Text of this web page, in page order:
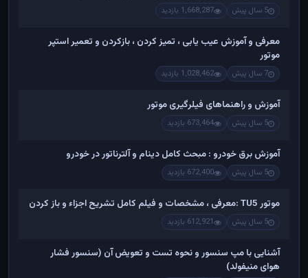
5 سال پیش 1,668,287 بازدید
معرفی و آموزش عیب یابی ، تمیز کردن ، بازکردن و تعمیر استپر
موتور
7 سال پیش 1,028,462 بازدید
آموزش و راهنماهای فیلرگیری موتور
5 سال پیش 673,464 بازدید
آموزش برق خودرو : مبحث کامل دینام و آلترناتور در خودرو
5 سال پیش 672,400 بازدید
موتور TU5 :معرفی ، مشخصات و فیلم کامل تشریح اجزاء و باز کردن
5 سال پیش 612,921 بازدید
آشنایی با مپ سنسور و نحوه تست و تعویض آن (سنسور فشار
هوای منیفولد)